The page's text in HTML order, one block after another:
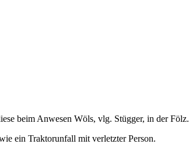
beim Anwesen Wöls, vlg. Stügger, in der Fölz.
ein Traktorunfall mit verletzter Person.